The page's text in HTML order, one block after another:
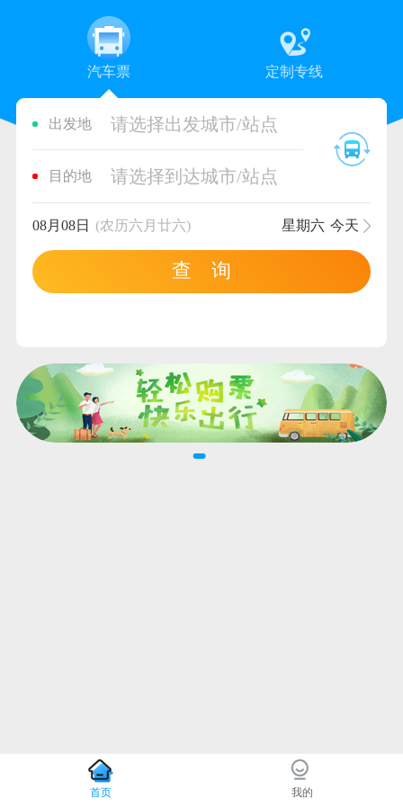
汽车票 定制专线
出发地 请选择出发城市/站点
目的地 请选择到达城市/站点
08月08日 (农历六月廿六) 星期六 今天
查 询
首页 我的